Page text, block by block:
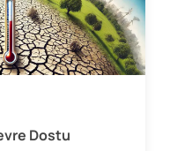
Dostu